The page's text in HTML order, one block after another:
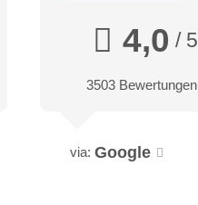
4,0 / 5
3503 Bewertungen
via: Google